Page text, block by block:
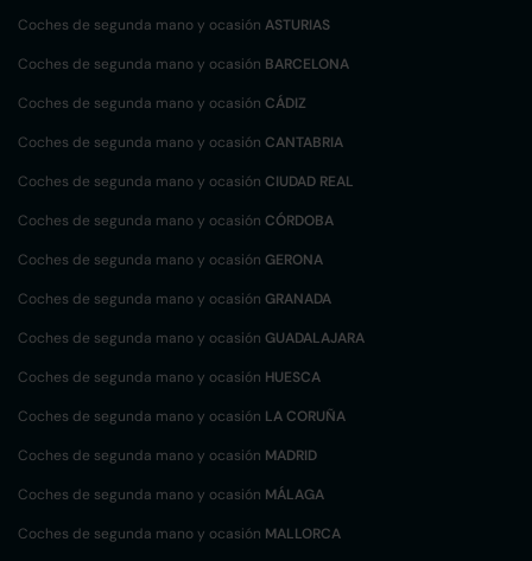
Coches de segunda mano y ocasión ASTURIAS
Coches de segunda mano y ocasión BARCELONA
Coches de segunda mano y ocasión CÁDIZ
Coches de segunda mano y ocasión CANTABRIA
Coches de segunda mano y ocasión CIUDAD REAL
Coches de segunda mano y ocasión CÓRDOBA
Coches de segunda mano y ocasión GERONA
Coches de segunda mano y ocasión GRANADA
Coches de segunda mano y ocasión GUADALAJARA
Coches de segunda mano y ocasión HUESCA
Coches de segunda mano y ocasión LA CORUÑA
Coches de segunda mano y ocasión MADRID
Coches de segunda mano y ocasión MÁLAGA
Coches de segunda mano y ocasión MALLORCA